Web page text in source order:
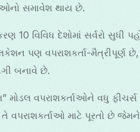
સમાવેશ થાય છે.
10 વિવિધ દેશોમાં સર્વરો સુધી
પણ વપરાશકર્તા-મૈત્રીપૂર્ણ
બનાવે છે.
મોડલ વપરાશકર્તાઓને વધુ
વપરાશકર્તાઓ માટે પૂરતો છે